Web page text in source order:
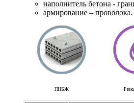
наполнитель бетона -
армирование – проволока.
ПНБЖ